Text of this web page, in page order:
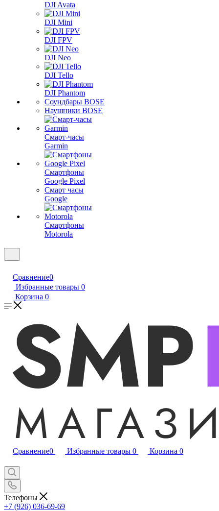
DJI Avata
DJI Mini
DJI FPV
DJI Neo
DJI Tello
DJI Phantom
Соундбары BOSE
Наушники BOSE
Смарт-часы
Garmin
Смартфоны
Google Pixel
Смарт часы
Google
Смартфоны
Motorola
Сравнение0
Избранные товары 0
Корзина 0
Сравнение0 Избранные товары 0 Корзина 0
Телефоны
+7 (926) 036-69-69